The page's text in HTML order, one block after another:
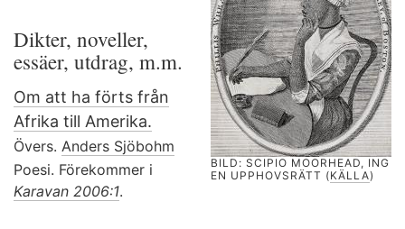
BILD: SCIPIO MOORHEAD, ING
EN UPPHOVSRÄTT (KÄLLA)
Dikter, noveller,
essäer, utdrag, m.m.
Om att ha förts från
Afrika till Amerika.
Övers. Anders Sjöbohm
Poesi. Förekommer i
Karavan 2006:1.